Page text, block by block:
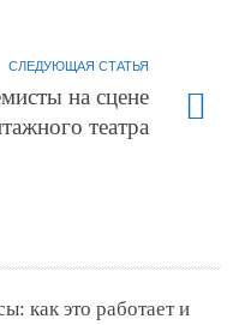
СЛЕДУЮЩАЯ СТАТЬЯ
на сцене
театра
как это работает и